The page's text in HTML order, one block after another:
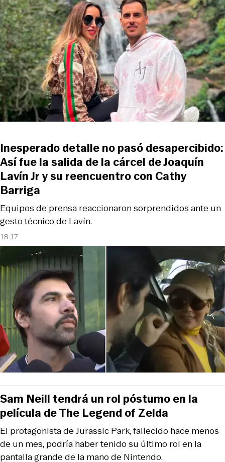
18:17
Equipos de prensa reaccionaron sorprendidos ante un
gesto técnico de Lavín.
Inesperado detalle no pasó desapercibido:
Así fue la salida de la cárcel de Joaquín
Lavín Jr y su reencuentro con Cathy
Barriga
El protagonista de Jurassic Park, fallecido hace menos
de un mes, podría haber tenido su último rol en la
pantalla grande de la mano de Nintendo.
Sam Neill tendrá un rol póstumo en la
película de The Legend of Zelda